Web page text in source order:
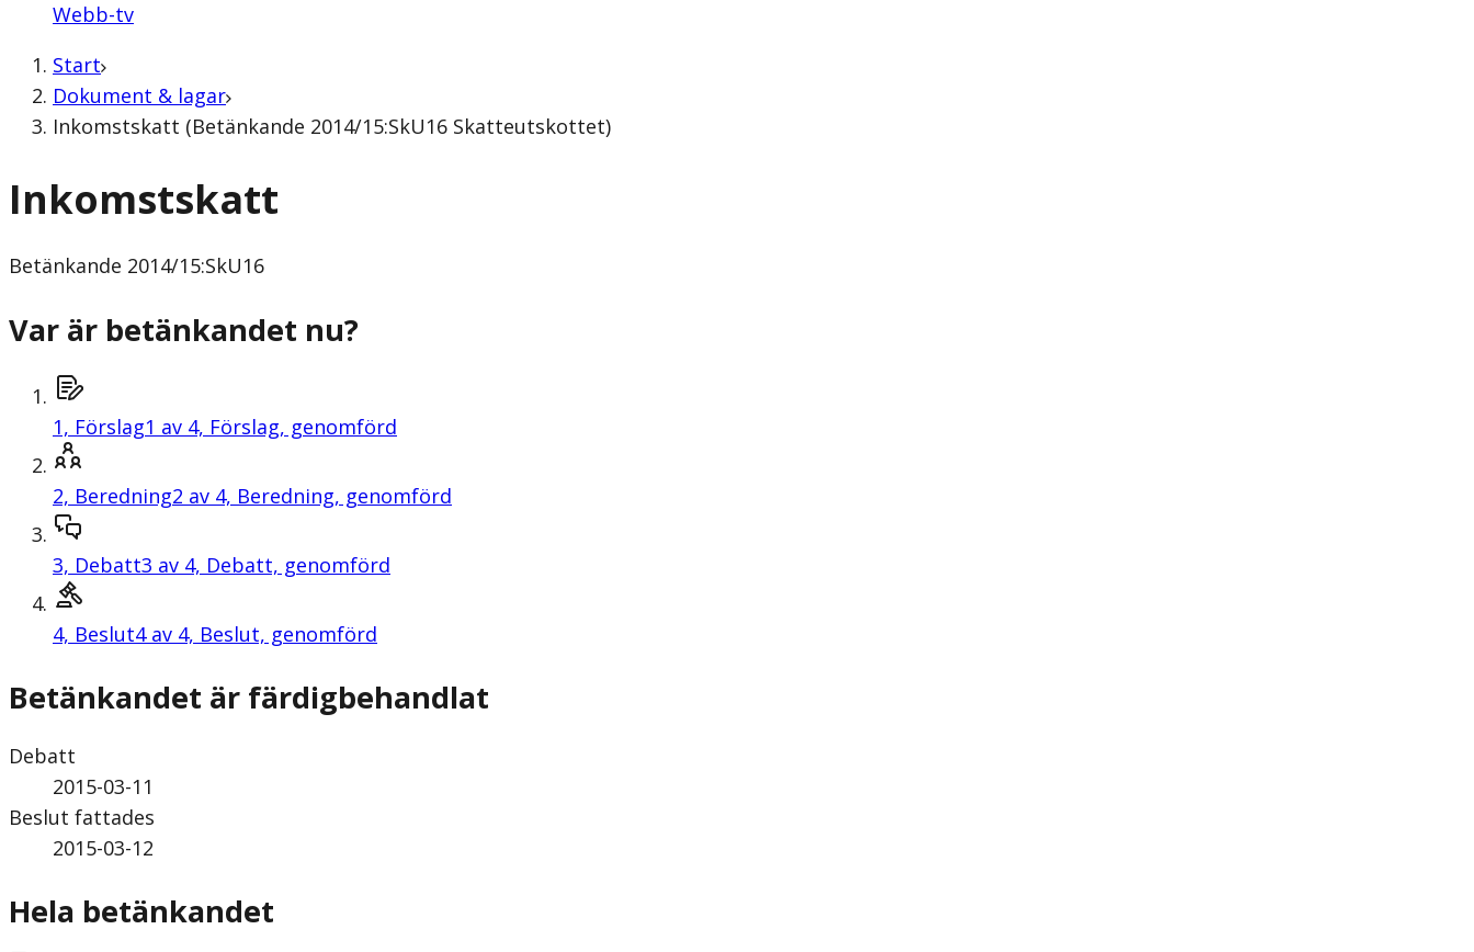
Webb-tv
Start
Dokument & lagar
Inkomstskatt (Betänkande 2014/15:SkU16 Skatteutskottet)
Inkomstskatt
Betänkande 2014/15:SkU16
Var är betänkandet nu?
1, Förslag1 av 4, Förslag, genomförd
2, Beredning2 av 4, Beredning, genomförd
3, Debatt3 av 4, Debatt, genomförd
4, Beslut4 av 4, Beslut, genomförd
Betänkandet är färdigbehandlat
Debatt
2015-03-11
Beslut fattades
2015-03-12
Hela betänkandet